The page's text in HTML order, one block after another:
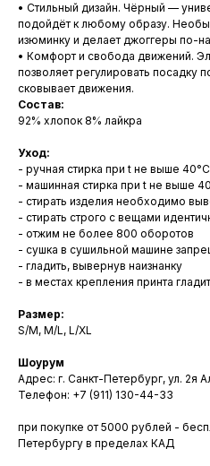
• Стильный дизайн. Чёрный —
подойдёт к любому образу.
изюминку и делает джоггеры по-
• Комфорт и свобода движений.
позволяет регулировать посадку
сковывает движения.
Состав:
92% хлопок 8% лайкра
Уход:
- ручная стирка при t не выше 40°С
- машинная стирка при t не выше
- стирать изделия необходимо
- стирать строго с вещами
- отжим не более 800 оборотов
- сушка в сушильной машине
- гладить, вывернув наизнанку
- в местах крепления принта
Размер:
S/M, M/L, L/XL
Шоурум
Адрес: г. Санкт-Петербург, ул. 2я
Телефон: +7 (911) 130-44-33
при покупке от 5000 рублей -
Петербургу в пределах КАД